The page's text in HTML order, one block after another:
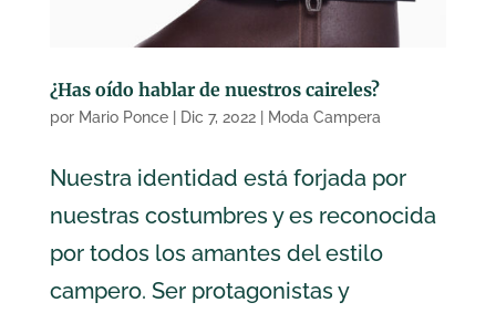
¿Has oído hablar de nuestros caireles?
por Mario Ponce| Dic 7, 2022| Moda Campera
Nuestra identidad está forjada por
nuestras costumbres y es reconocida
por todos los amantes del estilo
campero. Ser protagonistas y